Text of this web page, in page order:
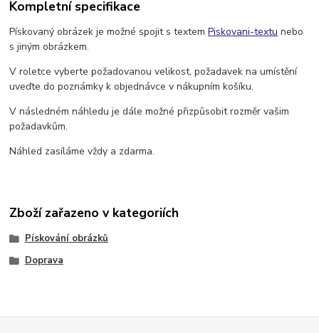
Kompletní specifikace
Pískovaný obrázek je možné spojit s textemPiskovani-textu nebo
s jiným obrázkem.
V roletce vyberte požadovanou velikost, požadavek na umístění
uveďte do poznámky k objednávce v nákupním košíku.
V následném náhledu je dále možné přizpůsobit rozměr vašim
požadavkům.
Náhled zasíláme vždy a zdarma.
Zboží zařazeno v kategoriích
Pískování obrázků
Doprava